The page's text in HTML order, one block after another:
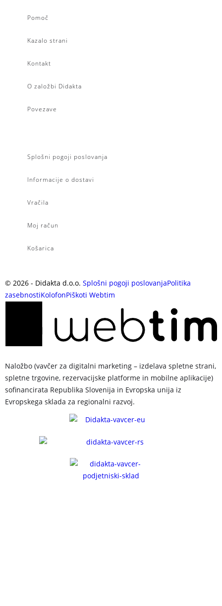
Pomoč
Kazalo strani
Kontakt
O založbi Didakta
Povezave
Splošni pogoji poslovanja
Informacije o dostavi
Vračila
Moj račun
Košarica
© 2026 - Didakta d.o.o. Splošni pogoji poslovanjaPolitika
zasebnostiKolofonPiškoti Webtim
Naložbo (vavčer za digitalni marketing – izdelava spletne strani,
spletne trgovine, rezervacijske platforme in mobilne aplikacije)
sofinancirata Republika Slovenija in Evropska unija iz
Evropskega sklada za regionalni razvoj.